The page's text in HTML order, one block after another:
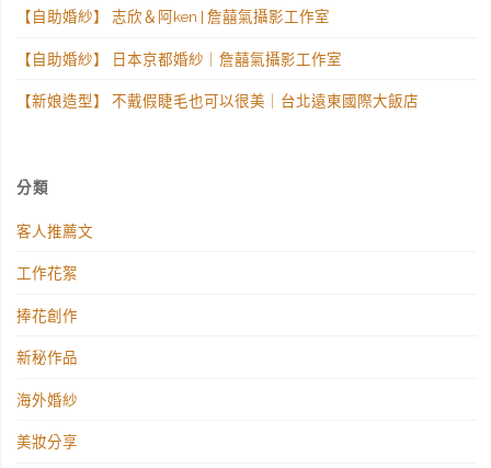
【自助婚紗】 志欣＆阿ken | 詹囍氣攝影工作室
【自助婚紗】 日本京都婚紗｜詹囍氣攝影工作室
【新娘造型】 不戴假睫毛也可以很美｜台北遠東國際大飯店
分類
客人推薦文
工作花絮
捧花創作
新秘作品
海外婚紗
美妝分享